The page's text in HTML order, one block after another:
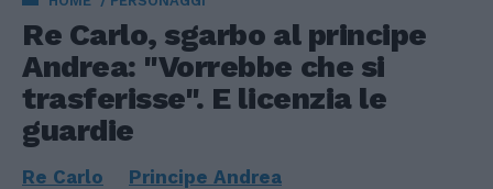
Re Carlo, sgarbo al principe
Andrea: "Vorrebbe che si
trasferisse". E licenzia le
guardie
Re Carlo Principe Andrea